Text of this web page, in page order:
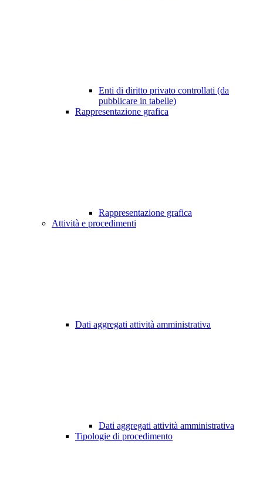
Enti di diritto privato controllati (da
pubblicare in tabelle)
Rappresentazione grafica
Rappresentazione grafica
Attività e procedimenti
Dati aggregati attività amministrativa
Dati aggregati attività amministrativa
Tipologie di procedimento